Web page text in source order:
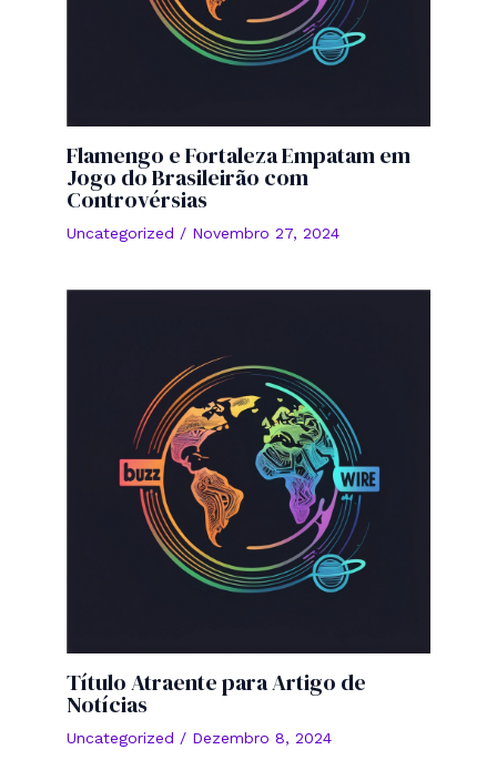
Flamengo e Fortaleza Empatam em
Jogo do Brasileirão com
Controvérsias
Uncategorized / Novembro 27, 2024
Título Atraente para Artigo de
Notícias
Uncategorized / Dezembro 8, 2024